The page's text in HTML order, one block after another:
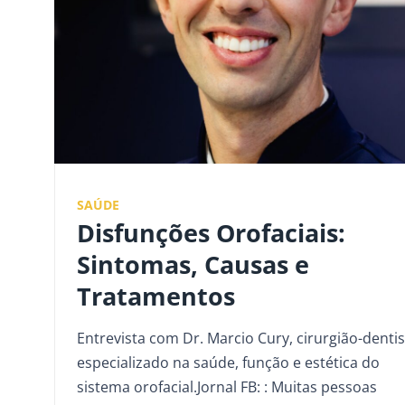
SAÚDE
Disfunções Orofaciais:
Sintomas, Causas e
Tratamentos
Entrevista com Dr. Marcio Cury, cirurgião-
especializado na saúde, função e estética do
sistema orofacial.Jornal FB: : Muitas pessoas